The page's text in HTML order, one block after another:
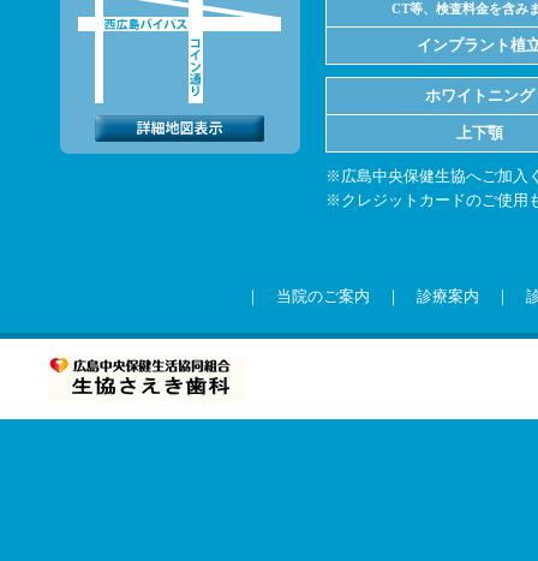
CT等、検査料金を含み
インプラント植
ホワイトニング
上下顎
※広島中央保健生協へご加入
※クレジットカードのご使用
｜ 当院のご案内 ｜ 診療案内 ｜